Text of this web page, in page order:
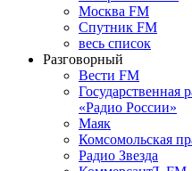
Москва FM
Спутник FM
весь список
Разговорный
Вести FM
Государственная
«Радио России»
Маяк
Комсомольская
Радио Звезда